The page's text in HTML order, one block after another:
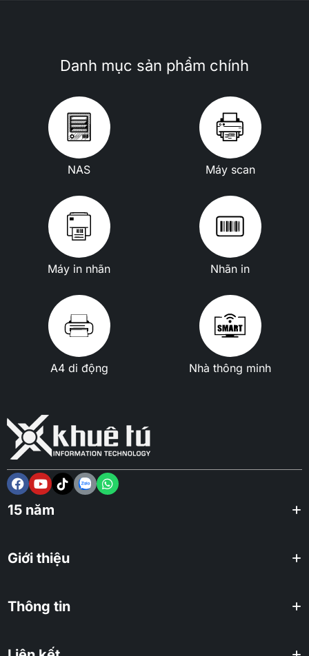
Danh mục sản phẩm chính
NAS Máy scan
Máy in nhãn Nhãn in
A4 di động Nhà thông minh
15 năm
Giới thiệu
Thông tin